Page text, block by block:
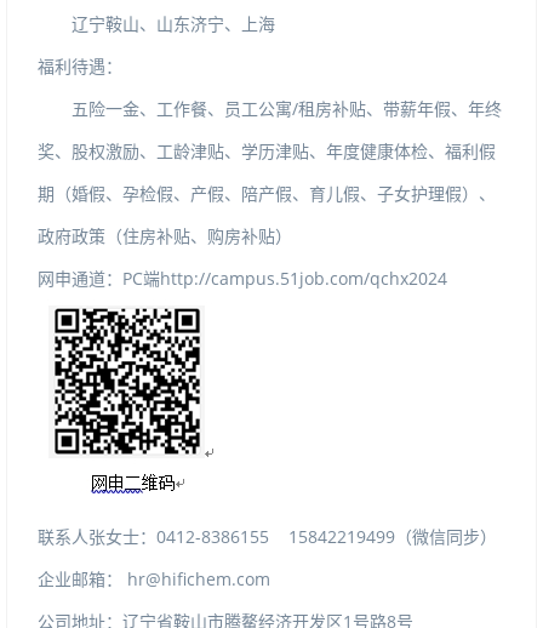
辽宁鞍山、山东济宁、上海
福利待遇：
五险一金、工作餐、员工公寓/租房补贴、带薪年假、年终
奖、股权激励、工龄津贴、学历津贴、年度健康体检、福利假
期（婚假、孕检假、产假、陪产假、育儿假、子女护理假）、
政府政策（住房补贴、购房补贴）
网申通道： PC端http://campus.51job.com/qchx2024
联系人张女士：0412-838615515842219499（微信同步）
企业邮箱：
hr@hifichem.com
公司地址：辽宁省鞍山市腾鳌经济开发区1号路8号